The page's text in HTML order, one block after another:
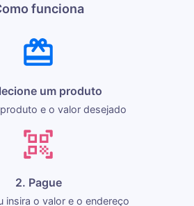
funciona
um produto
e o valor desejado
2. Pague
insira o valor e o endereço